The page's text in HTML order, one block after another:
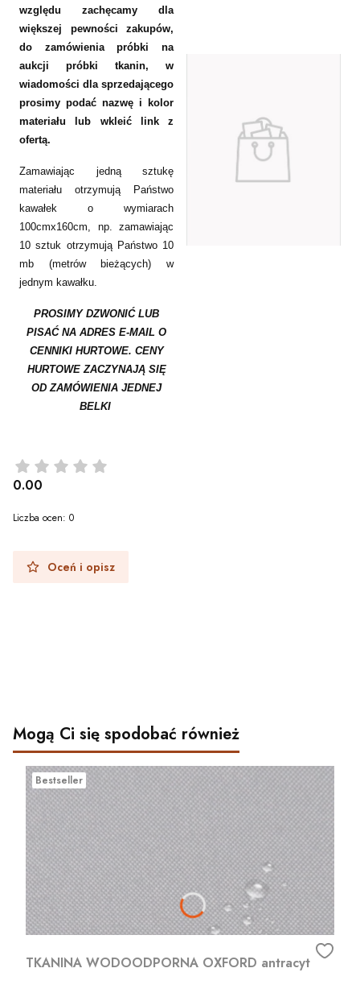
względu zachęcamy dla
większej pewności zakupów,
do zamówienia próbki na
aukcji próbki tkanin, w
wiadomości dla sprzedającego
prosimy podać nazwę i kolor
materiału lub wkleić link z
ofertą.
Zamawiając jedną sztukę
materiału otrzymują Państwo
kawałek o wymiarach
100cmx160cm, np. zamawiając
10 sztuk otrzymują Państwo 10
mb (metrów bieżących) w
jednym kawałku.
PROSIMY DZWONIĆ LUB
PISAĆ NA ADRES E-MAIL O
CENNIKI HURTOWE. CENY
HURTOWE ZACZYNAJĄ SIĘ
OD ZAMÓWIENIA JEDNEJ
BELKI
0.00
Liczba ocen: 0
Oceń i opisz
Mogą Ci się spodobać również
Bestseller
TKANINA WODOODPORNA OXFORD antracyt